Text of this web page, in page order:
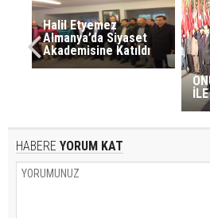
Halil Etyemez
Almanya’da Siyaset
Akademisine Katıldı
HABERE YORUM KAT